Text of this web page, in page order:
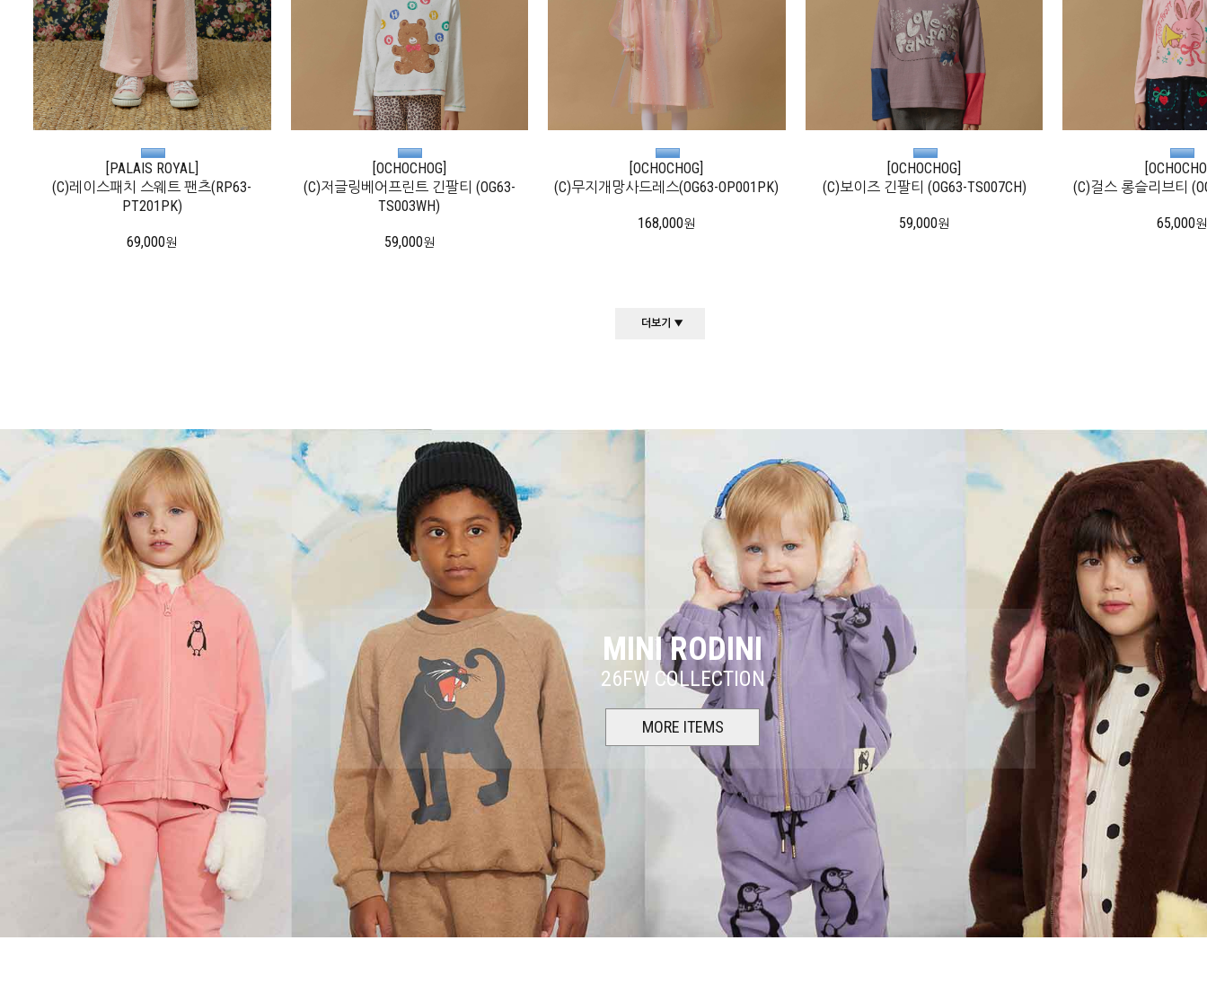
[PALAIS ROYAL]
(C)레이스패치 스웨트 팬츠(RP63-
PT201PK)
69,000원
[OCHOCHOG]
(C)저글링베어프린트 긴팔티 (OG63-
TS003WH)
59,000원
[OCHOCHOG]
(C)무지개망사드레스(OG63-OP001PK)
168,000원
[OCHOCHOG]
(C)보이즈 긴팔티 (OG63-TS007CH)
59,000원
(C)걸스 롱슬리브티
65,000원
더보기 ▼
MINI RODINI
26FW COLLECTION
MORE ITEMS